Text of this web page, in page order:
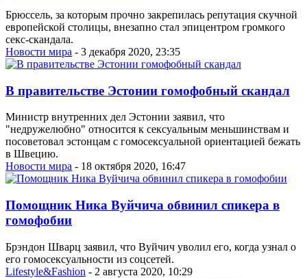
Брюссель, за которым прочно закрепилась репутация скучной
европейской столицы, внезапно стал эпицентром громкого
секс-скандала.
Новости мира - 3 декабря 2020, 23:35
В правительстве Эстонии гомофобный скандал
Министр внутренних дел Эстонии заявил, что
"недружелюбно" относится к сексуальным меньшинствам и
посоветовал эстонцам с гомосексуальной ориентацией бежать
в Швецию.
Новости мира - 18 октября 2020, 16:47
Помощник Ника Вуйчича обвинил спикера в
гомофобии
Брэндон Шварц заявил, что Вуйчич уволил его, когда узнал о
его гомосексуальности из соцсетей.
Lifestyle&Fashion - 2 августа 2020, 10:29